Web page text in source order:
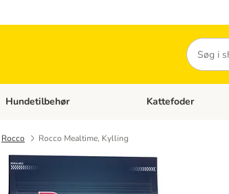
Søg
Åben kategori menu: Hundefoder
Hundetilbehør Åben kategori
Kattefoder
Rocco Rocco Mealtime, Kylling